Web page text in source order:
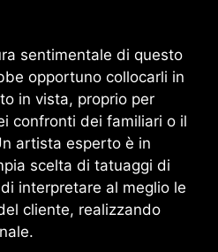
sentimentale di questo
opportuno collocarli in
in vista, proprio per
confronti dei familiari o il
artista esperto è in
scelta di tatuaggi di
interpretare al meglio le
cliente, realizzando